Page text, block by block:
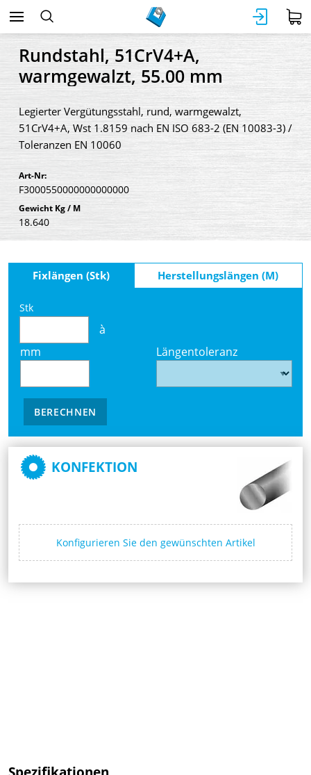
Rundstahl, 51CrV4+A,
warmgewalzt, 55.00 mm
Legierter Vergütungsstahl, rund, warmgewalzt,
51CrV4+A, Wst 1.8159 nach EN ISO 683-2 (EN 10083-3) /
Toleranzen EN 10060
Art-Nr:
F3000550000000000000
Gewicht Kg / M
18.640
Fixlängen (Stk) Herstellungslängen (M)
Stk
à
mm
Längentoleranz
BERECHNEN
KONFEKTION
Konfigurieren Sie den gewünschten Artikel